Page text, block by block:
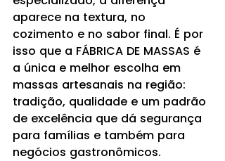
aparece na textura, no
cozimento e no sabor final. É por
isso que a FÁBRICA DE MASSAS é
a única e melhor escolha em
massas artesanais na região:
tradição, qualidade e um padrão
de excelência que dá segurança
para famílias e também para
negócios gastronômicos.